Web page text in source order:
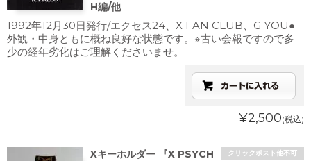
H編/他
1992年12月30日発行/エクセス24、X FAN CLUB、G-YOU●
外観・中身ともに概ね良好な状態です。※古い会報ですので多
少の経年劣化はご理解くださいませ。
¥2,500(税込)
クリックポスト他不可
Xキーホルダー 『X PSYCH